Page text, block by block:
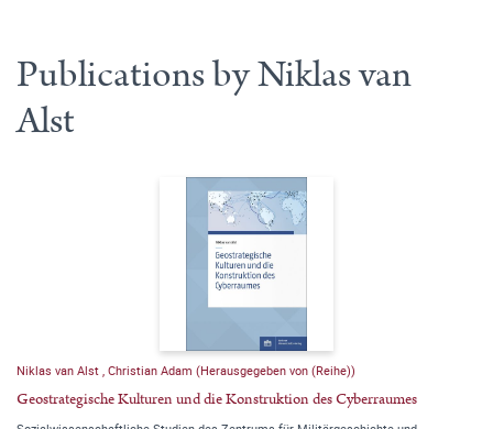
Publications by Niklas van
Alst
Niklas van Alst Christian Adam (Herausgegeben von (Reihe))
Geostrategische Kulturen und die Konstruktion des Cyberraumes